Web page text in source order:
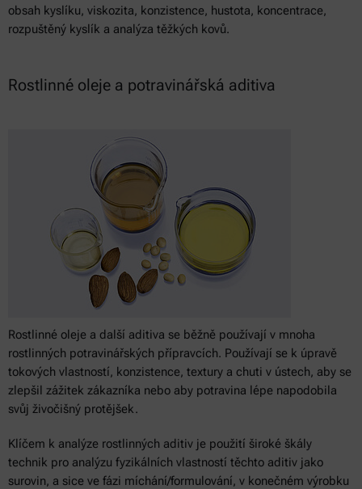
obsah kyslíku, viskozita, konzistence, hustota, koncentrace,
rozpuštěný kyslík a analýza těžkých kovů.
Rostlinné oleje a potravinářská aditiva
Rostlinné oleje a další aditiva se běžně používají v mnoha
rostlinných potravinářských přípravcích. Používají se k úpravě
tokových vlastností, konzistence, textury a chuti v ústech, aby se
zlepšil zážitek zákazníka nebo aby potravina lépe napodobila
svůj živočišný protějšek.
Klíčem k analýze rostlinných aditiv je použití široké škály
technik pro analýzu fyzikálních vlastností těchto aditiv jako
surovin, a sice ve fázi míchání/formulování, v konečném výrobku